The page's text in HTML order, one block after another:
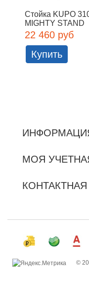
Стойка KUPO
MIGHTY STAND
22 460 руб
Купить
МОЯ
©